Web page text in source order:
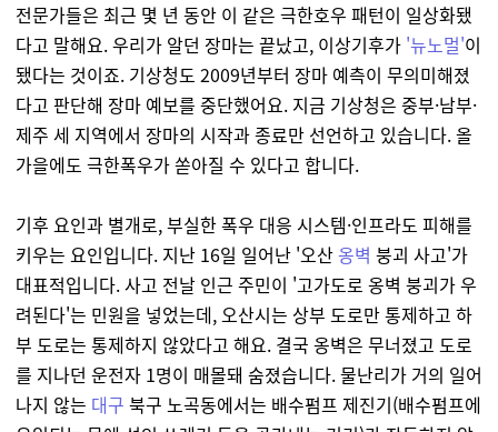
전문가들은 최근 몇 년 동안 이 같은 극한호우 패턴이 일상화됐
다고 말해요. 우리가 알던 장마는 끝났고, 이상기후가 '뉴노멀'이
됐다는 것이죠. 기상청도 2009년부터 장마 예측이 무의미해졌
다고 판단해 장마 예보를 중단했어요. 지금 기상청은 중부·남부·
제주 세 지역에서 장마의 시작과 종료만 선언하고 있습니다. 올
가을에도 극한폭우가 쏟아질 수 있다고 합니다.
기후 요인과 별개로, 부실한 폭우 대응 시스템·인프라도 피해를
키우는 요인입니다. 지난 16일 일어난 '오산옹벽 붕괴 사고'가
대표적입니다. 사고 전날 인근 주민이 '고가도로 옹벽 붕괴가 우
려된다'는 민원을 넣었는데, 오산시는 상부 도로만 통제하고 하
부 도로는 통제하지 않았다고 해요. 결국 옹벽은 무너졌고 도로
를 지나던 운전자 1명이 매몰돼 숨졌습니다. 물난리가 거의 일어
나지 않는 대구 북구 노곡동에서는 배수펌프 제진기(배수펌프에